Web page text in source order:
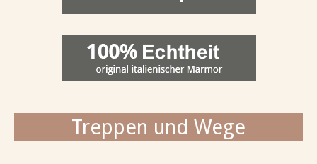
Treppen und Wege